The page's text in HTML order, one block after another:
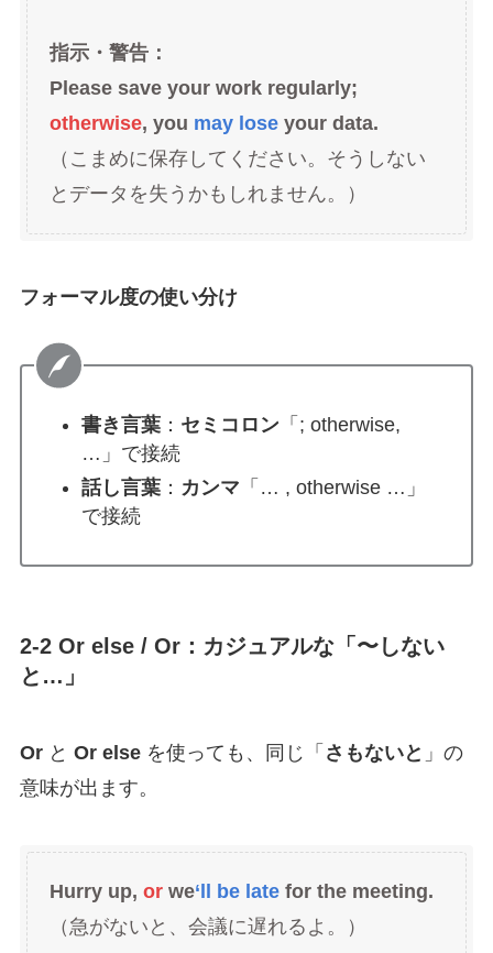
指示・警告：
Please save your work regularly;
otherwise, you may loseyour data.
（こまめに保存してください。そうしない
とデータを失うかもしれません。）
フォーマル度の使い分け
書き言葉： セミコロン「; otherwise,
…」で接続
話し言葉： カンマ 「… , otherwise …」
で接続
2-2 Or else / Or：カジュアルな「〜しない
と…」
Orと Or elseを使っても、同じ「 さもないと 」の
意味が出ます。
Hurry up, or we‘ll be latefor the meeting.
（急がないと、会議に遅れるよ。）